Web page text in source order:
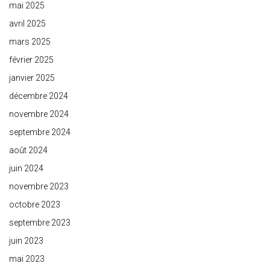
mai 2025
avril 2025
mars 2025
février 2025
janvier 2025
décembre 2024
novembre 2024
septembre 2024
août 2024
juin 2024
novembre 2023
octobre 2023
septembre 2023
juin 2023
mai 2023